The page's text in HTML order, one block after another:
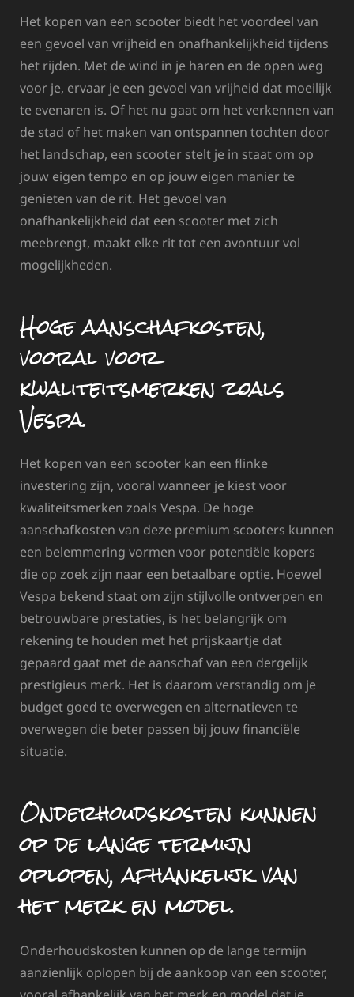
Het kopen van een scooter biedt het voordeel van
een gevoel van vrijheid en onafhankelijkheid tijdens
het rijden. Met de wind in je haren en de open weg
voor je, ervaar je een gevoel van vrijheid dat moeilijk
te evenaren is. Of het nu gaat om het verkennen van
de stad of het maken van ontspannen tochten door
het landschap, een scooter stelt je in staat om op
jouw eigen tempo en op jouw eigen manier te
genieten van de rit. Het gevoel van
onafhankelijkheid dat een scooter met zich
meebrengt, maakt elke rit tot een avontuur vol
mogelijkheden.
Hoge aanschafkosten,
vooral voor
kwaliteitsmerken zoals
Vespa.
Het kopen van een scooter kan een flinke
investering zijn, vooral wanneer je kiest voor
kwaliteitsmerken zoals Vespa. De hoge
aanschafkosten van deze premium scooters kunnen
een belemmering vormen voor potentiële kopers
die op zoek zijn naar een betaalbare optie. Hoewel
Vespa bekend staat om zijn stijlvolle ontwerpen en
betrouwbare prestaties, is het belangrijk om
rekening te houden met het prijskaartje dat
gepaard gaat met de aanschaf van een dergelijk
prestigieus merk. Het is daarom verstandig om je
budget goed te overwegen en alternatieven te
overwegen die beter passen bij jouw financiële
situatie.
Onderhoudskosten kunnen
op de lange termijn
oplopen, afhankelijk van
het merk en model.
Onderhoudskosten kunnen op de lange termijn
aanzienlijk oplopen bij de aankoop van een scooter,